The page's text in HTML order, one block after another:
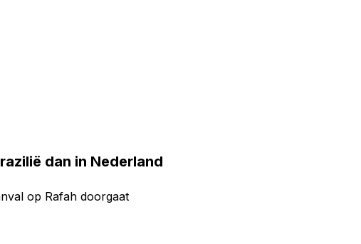
dan in Nederland